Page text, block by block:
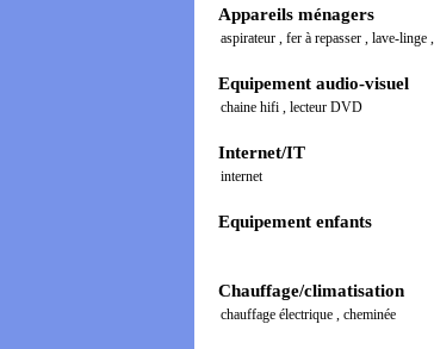
Appareils ménagers
aspirateur , fer à repasser , lave-linge ,
Equipement audio-visuel
chaine hifi , lecteur DVD
Internet/IT
internet
Equipement enfants
Chauffage/climatisation
chauffage électrique , cheminée